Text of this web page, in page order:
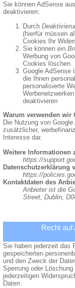
Sie können AdSense
deaktivieren:
Durch
(hierfür müssen
Cookies Ihr
Sie können ein
Werbung von
Cookies löschen
Google AdSense
die Ihnen
personalisierte
deaktivieren
Warum verwenden wir
Die Nutzung von
zusätzlicher,
Interesse dar.
Weitere Informationen
https://
Datenschutzerklärung
https://
Kontaktdaten des
Anbieter ist die
Street, Dublin,
Recht auf
Sie haben jederzeit das
gespeicherten
und den Zweck der
Sperrung oder
jederzeitigen
Daten: